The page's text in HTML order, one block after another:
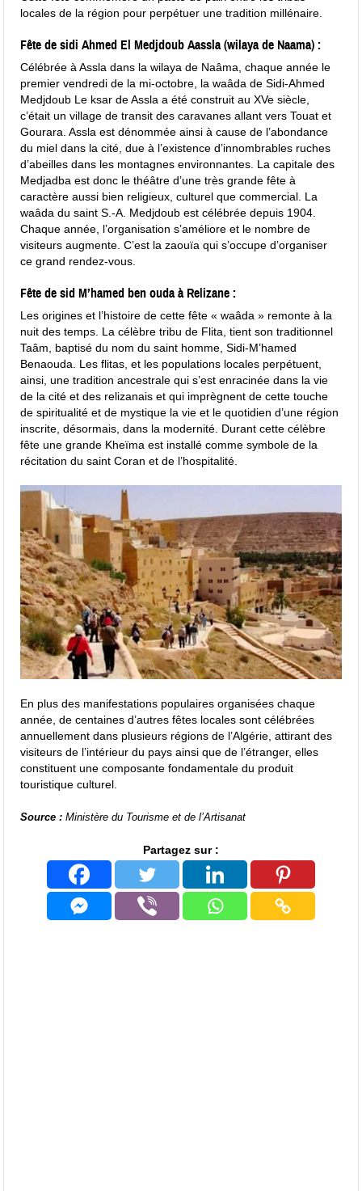
locales de la région pour perpétuer une tradition millénaire.
Fête de sidi Ahmed El Medjdoub Aassla (wilaya de Naama) :
Célébrée à Assla dans la wilaya de Naâma, chaque année le
premier vendredi de la mi-octobre, la waâda de Sidi-Ahmed
Medjdoub Le ksar de Assla a été construit au XVe siècle,
c’était un village de transit des caravanes allant vers Touat et
Gourara. Assla est dénommée ainsi à cause de l’abondance
du miel dans la cité, due à l’existence d’innombrables ruches
d’abeilles dans les montagnes environnantes. La capitale des
Medjadba est donc le théâtre d’une très grande fête à
caractère aussi bien religieux, culturel que commercial. La
waâda du saint S.-A. Medjdoub est célébrée depuis 1904.
Chaque année, l’organisation s’améliore et le nombre de
visiteurs augmente. C’est la zaouïa qui s’occupe d’organiser
ce grand rendez-vous.
Fête de sid M’hamed ben ouda à Relizane :
Les origines et l’histoire de cette fête « waâda » remonte à la
nuit des temps. La célèbre tribu de Flita, tient son traditionnel
Taâm, baptisé du nom du saint homme, Sidi-M’hamed
Benaouda. Les flitas, et les populations locales perpétuent,
ainsi, une tradition ancestrale qui s’est enracinée dans la vie
de la cité et des relizanais et qui imprègnent de cette touche
de spiritualité et de mystique la vie et le quotidien d’une région
inscrite, désormais, dans la modernité. Durant cette célèbre
fête une grande Kheïma est installé comme symbole de la
récitation du saint Coran et de l’hospitalité.
En plus des manifestations populaires organisées chaque
année, de centaines d’autres fêtes locales sont célébrées
annuellement dans plusieurs régions de l’Algérie, attirant des
visiteurs de l’intérieur du pays ainsi que de l’étranger, elles
constituent une composante fondamentale du produit
touristique culturel.
Source : Ministère du Tourisme et de l’Artisanat
Partagez sur :